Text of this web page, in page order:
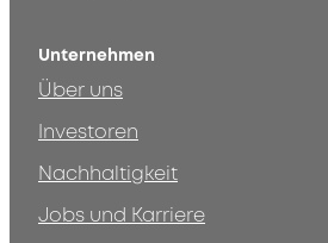
Unternehmen
Über uns
Investoren
Nachhaltigkeit
Jobs und Karriere